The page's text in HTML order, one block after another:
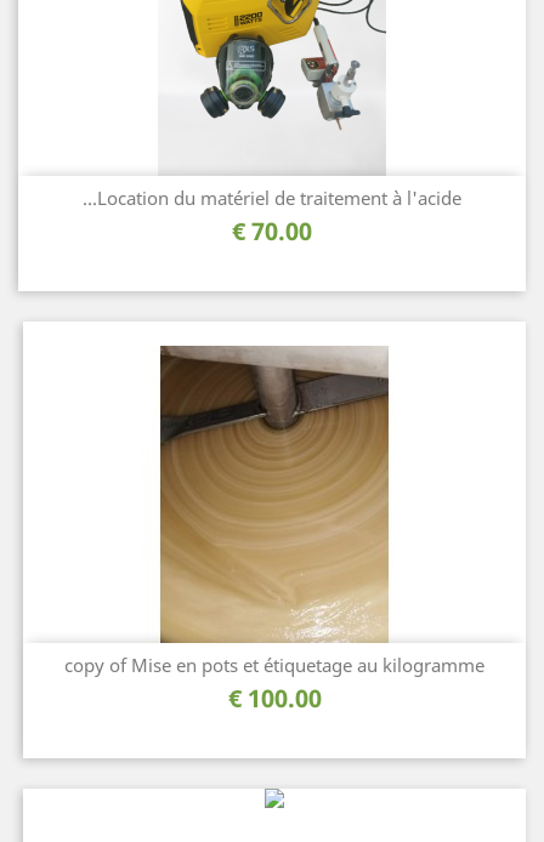
Location du matériel de traitement à l'acide...
السعر
70.00 €
copy of Mise en pots et étiquetage au kilogramme
السعر
100.00 €